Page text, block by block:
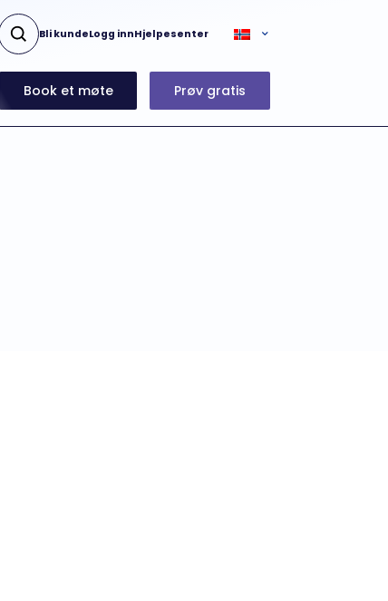
Book et møte Prøv gratis
Bli kundeLogg innHjelpesenter